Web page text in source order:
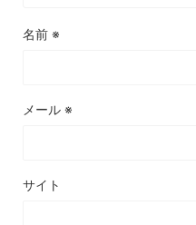
名前 ※
メール ※
サイト